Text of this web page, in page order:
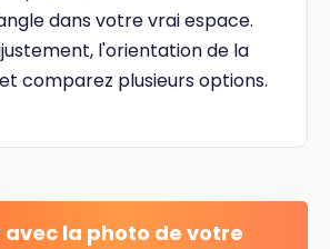
dans votre vrai espace.
l'orientation de la
comparez plusieurs options.
avec la photo de votre